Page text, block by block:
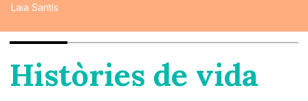
Laia Santís
Històries de vida